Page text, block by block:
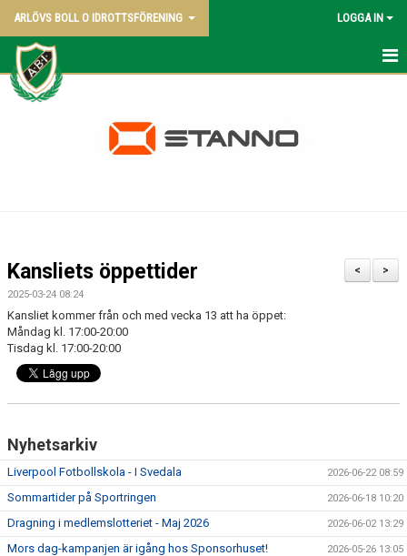
ARLÖVS BOLL O IDROTTSFÖRENING LOGGA IN
NYHETER
POLICY
KONTAKT SAMT KANSLI UPPGIFTER
STYRELSEN - 2026
SABIK
KALENDER
MATCHER
>
<
Kansliets öppettider
2025-03-24 08:24
Kansliet kommer från och med vecka 13 att ha öppet:
Måndag kl. 17:00-20:00
Tisdag kl. 17:00-20:00
Nyhetsarkiv
Liverpool Fotbollskola - I Svedala 2026-06-22 08:59
Sommartider på Sportringen 2026-06-18 10:20
Dragning i medlemslotteriet - Maj 2026 2026-06-02 13:29
Mors dag-kampanjen är igång hos Sponsorhuset! 2026-05-26 13:05